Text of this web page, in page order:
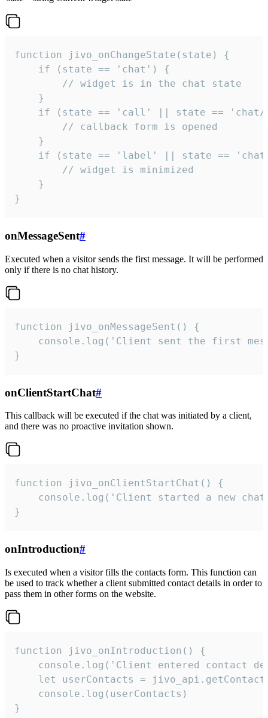
function jivo_onChangeState(state) {
    if (state == 'chat') {
        // widget is in the chat state
    }
if (state == 'call' || state ==
        // callback form is opened
    }
if (state == 'label' || state ==
        // widget is minimized
    }
}
onMessageSent#
Executed when a visitor sends the first message. It will be performed
only if there is no chat history.
function jivo_onMessageSent() {
console.log('Client sent the first
}
onClientStartChat#
This callback will be executed if the chat was initiated by a client,
and there was no proactive invitation shown.
function jivo_onClientStartChat() {
console.log('Client started a new
}
onIntroduction#
Is executed when a visitor fills the contacts form. This function can
be used to track whether a client submitted contact details in order to
pass them in other forms on the website.
function jivo_onIntroduction() {
console.log('Client entered contact
let userContacts =
    console.log(userContacts)
}